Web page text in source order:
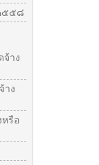
๕๕๘
จ้าง
าง
รือ